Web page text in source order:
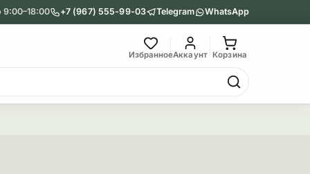
+7 (967) 555-99-03 Telegram WhatsApp
ИзбранноеАккаунт Корзина
Главное меню
Гриндеры